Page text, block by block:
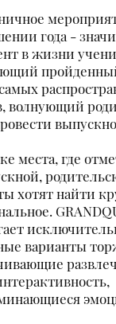
года -
в жизни
волнующий
места, где
хотят найти
варианты